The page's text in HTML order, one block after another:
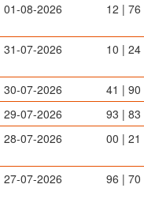
01-08-2026
12 | 76
31-07-2026
10 | 24
30-07-2026
41 | 90
29-07-2026
93 | 83
28-07-2026
00 | 21
27-07-2026
96 | 70